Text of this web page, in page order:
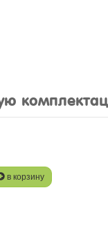
в корзину